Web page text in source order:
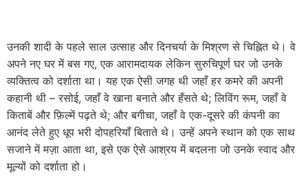
उनकी शादी के पहले साल उत्साह और दिनचर्या के मिश्रण से चिह्नित थे। वे
अपने नए घर में बस गए, एक आरामदायक लेकिन सुरुचिपूर्ण घर जो उनके
व्यक्तित्व को दर्शाता था। यह एक ऐसी जगह थी जहाँ हर कमरे की अपनी
कहानी थी – रसोई, जहाँ वे खाना बनाते और हँसते थे; लिविंग रूम, जहाँ वे
किताबें और फ़िल्में पढ़ते थे; और बगीचा, जहाँ वे एक-दूसरे की कंपनी का
आनंद लेते हुए धूप भरी दोपहरियाँ बिताते थे। उन्हें अपने स्थान को एक साथ
सजाने में मज़ा आता था, इसे एक ऐसे आश्रय में बदलना जो उनके स्वाद और
मूल्यों को दर्शाता हो।